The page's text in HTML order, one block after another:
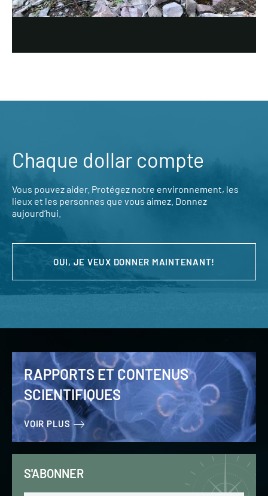
Chaque dollar compte
Vous pouvez aider. Protégez notre environnement, les
lieux et les personnes que vous aimez. Donnez
aujourd’hui.
OUI, JE VEUX DONNER MAINTENANT!
RAPPORTS ET CONTENUS
SCIENTIFIQUES
VOIR PLUS
S'ABONNER